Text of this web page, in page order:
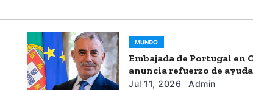
MUNDO
Embajada de Portugal en
anuncia refuerzo de ayuda
humanitaria
Jul 11, 2026 Admin